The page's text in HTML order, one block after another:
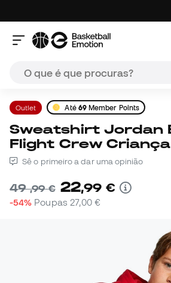
Outlet Até 69Member Points
Sweatshirt Jordan Brooklyn
Flight Crew Criança
Sê o primeiro a dar uma opinião
49,99 € 22,99 €
-54% Poupas 27,00 €